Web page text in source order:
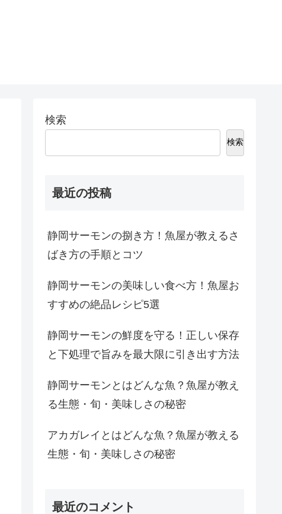
検索
検索
最近の投稿
静岡サーモンの捌き方！魚屋が教えるさ
ばき方の手順とコツ
静岡サーモンの美味しい食べ方！魚屋お
すすめの絶品レシピ5選
静岡サーモンの鮮度を守る！正しい保存
と下処理で旨みを最大限に引き出す方法
静岡サーモンとはどんな魚？魚屋が教え
る生態・旬・美味しさの秘密
アカガレイとはどんな魚？魚屋が教える
生態・旬・美味しさの秘密
最近のコメント